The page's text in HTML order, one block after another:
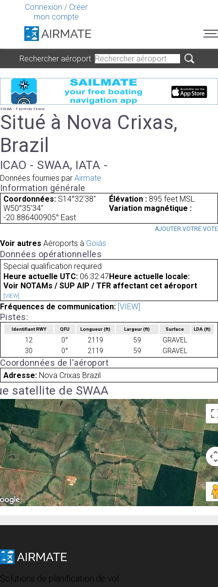
Connexion / Créer
mon compte
Rechercher aéroport
SWAA - Fazenda Ykarai
Situé à Nova Crixas,
Brazil
ICAO - SWAA, IATA -
Données fournies par Airmate
Information générale
Coordonnées: S14°32'38"
W50°35'34"
Élévation : 895 feet MSL.
Variation magnétique :
-20.886400905° East
AJOUTER VOTRE VOTE
Voir autres Aéroports à Goiás
Données opérationnelles
Special qualification required
Heure actuelle UTC: 06:32:47 Heure actuelle locale:
Voir NOTAMs / SUP AIP / TFR affectant cet aéroport
[VIEW]
Fréquences de communication: [VIEW]
Pistes:
Identifiant RWY QFU Longueur(ft) Largeur(ft) Surface LDA(ft)
12 0° 2119 59
GRAVEL
30
0° 2119 59 GRAVEL
Coordonnées de l'aéroport
Adresse: Nova Crixas Brazil
satellite de SWAA
Solutions de planification de vol